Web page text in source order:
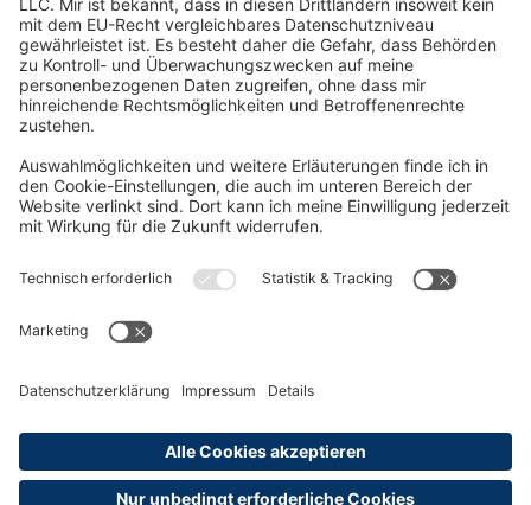
Oft Gesucht
Rund um die Prüfung
Datenschutzerklärung
Widerrufsrecht
Versandinformationen
Erklärung zur Barrierefreiheit
Abonnements hier kündigen
Cookie-Einstellungen